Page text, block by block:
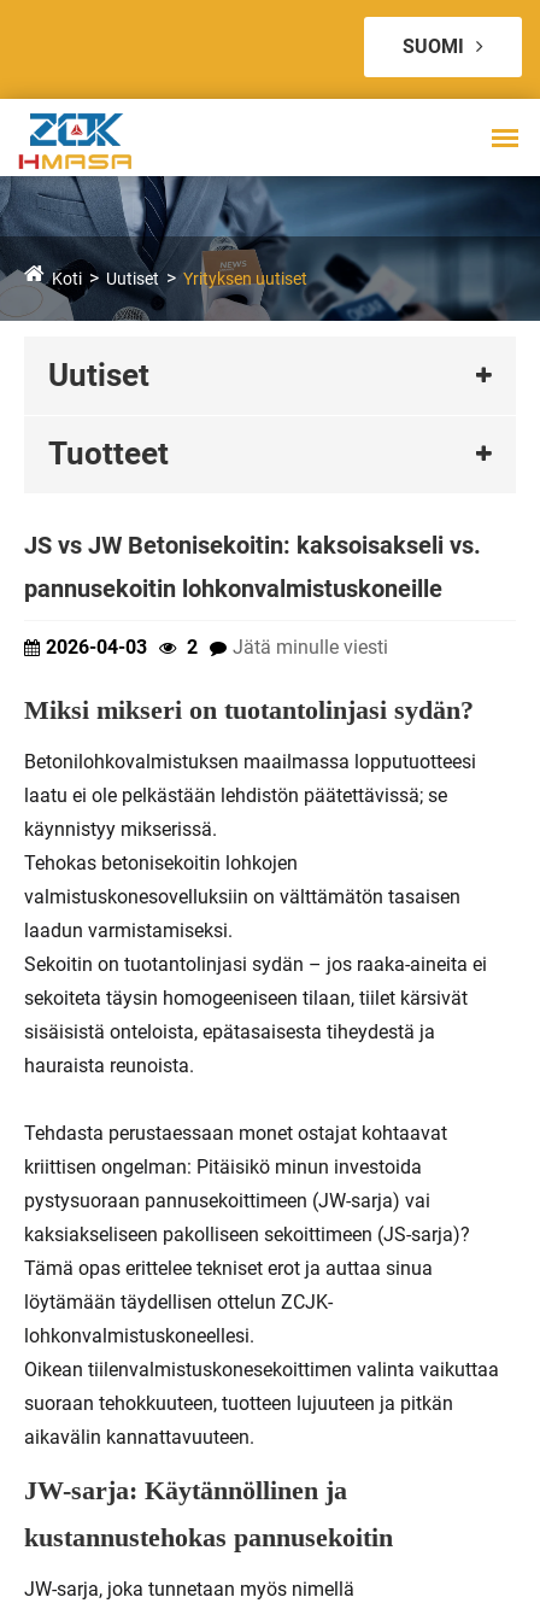
SUOMI
Koti Uutiset Yrityksen uutiset
Uutiset
Tuotteet
JS vs JW Betonisekoitin: kaksoisakseli vs.
pannusekoitin lohkonvalmistuskoneille
2026-04-03 2 Jätä minulle viesti
Miksi mikseri on tuotantolinjasi sydän?
Betonilohkovalmistuksen maailmassa lopputuotteesi
laatu ei ole pelkästään lehdistön päätettävissä; se
käynnistyy mikserissä.
Tehokas betonisekoitin lohkojen
valmistuskonesovelluksiin on välttämätön tasaisen
laadun varmistamiseksi.
Sekoitin on tuotantolinjasi sydän – jos raaka-aineita ei
sekoiteta täysin homogeeniseen tilaan, tiilet kärsivät
sisäisistä onteloista, epätasaisesta tiheydestä ja
hauraista reunoista.
Tehdasta perustaessaan monet ostajat kohtaavat
kriittisen ongelman: Pitäisikö minun investoida
pystysuoraan pannusekoittimeen (JW-sarja) vai
kaksiakseliseen pakolliseen sekoittimeen (JS-sarja)?
Tämä opas erittelee tekniset erot ja auttaa sinua
löytämään täydellisen ottelun ZCJK-
lohkonvalmistuskoneellesi.
Oikean tiilenvalmistuskonesekoittimen valinta vaikuttaa
suoraan tehokkuuteen, tuotteen lujuuteen ja pitkän
aikavälin kannattavuuteen.
JW-sarja: Käytännöllinen ja
kustannustehokas pannusekoitin
JW-sarja, joka tunnetaan myös nimellä